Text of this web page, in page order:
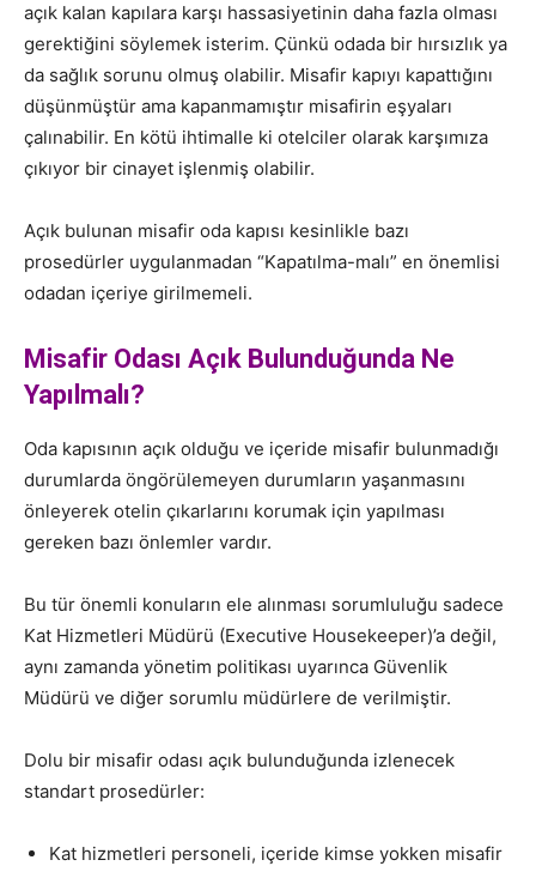
açık kalan kapılara karşı hassasiyetinin daha fazla olması
gerektiğini söylemek isterim. Çünkü odada bir hırsızlık ya
da sağlık sorunu olmuş olabilir. Misafir kapıyı kapattığını
düşünmüştür ama kapanmamıştır misafirin eşyaları
çalınabilir. En kötü ihtimalle ki otelciler olarak karşımıza
çıkıyor bir cinayet işlenmiş olabilir.
Açık bulunan misafir oda kapısı kesinlikle bazı
prosedürler uygulanmadan “Kapatılma-malı” en önemlisi
odadan içeriye girilmemeli.
Misafir Odası Açık Bulunduğunda Ne
Yapılmalı?
Oda kapısının açık olduğu ve içeride misafir bulunmadığı
durumlarda öngörülemeyen durumların yaşanmasını
önleyerek otelin çıkarlarını korumak için yapılması
gereken bazı önlemler vardır.
Bu tür önemli konuların ele alınması sorumluluğu sadece
Kat Hizmetleri Müdürü (Executive Housekeeper)’a değil,
aynı zamanda yönetim politikası uyarınca Güvenlik
Müdürü ve diğer sorumlu müdürlere de verilmiştir.
Dolu bir misafir odası açık bulunduğunda izlenecek
standart prosedürler:
Kat hizmetleri personeli, içeride kimse yokken misafir